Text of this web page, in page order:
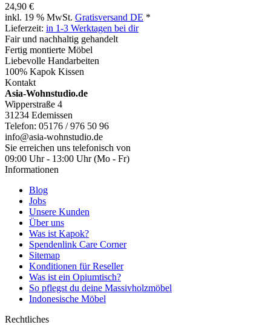
24,90 €
inkl. 19 % MwSt. Gratisversand DE *
Lieferzeit: in 1-3 Werktagen bei dir
Fair und nachhaltig gehandelt
Fertig montierte Möbel
Liebevolle Handarbeiten
100% Kapok Kissen
Kontakt
Asia-Wohnstudio.de
Wipperstraße 4
31234 Edemissen
Telefon: 05176 / 976 50 96
info@asia-wohnstudio.de
Sie erreichen uns telefonisch von
09:00 Uhr - 13:00 Uhr (Mo - Fr)
Informationen
Blog
Jobs
Unsere Kunden
Über uns
Was ist Kapok?
Spendenlink Care Corner
Sitemap
Konditionen für Reseller
Was ist ein Opiumtisch?
So pflegst du deine Massivholzmöbel
Indonesische Möbel
Rechtliches